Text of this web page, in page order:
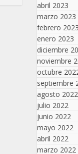
abril 2023
marzo 2023
febrero 2023
enero 2023
diciembre
noviembre
octubre
septiembre
agosto 2022
julio 2022
junio 2022
mayo 2022
abril 2022
marzo 2022